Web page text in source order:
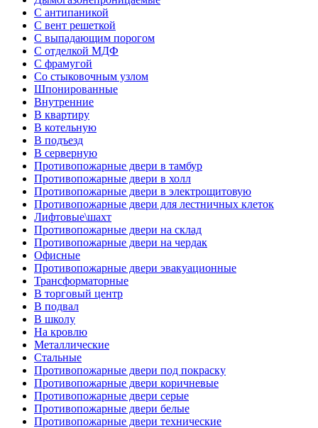
С антипаникой
С вент решеткой
С выпадающим порогом
С отделкой МДФ
С фрамугой
Со стыковочным узлом
Шпонированные
Внутренние
В квартиру
В котельную
В подъезд
В серверную
Противопожарные двери в тамбур
Противопожарные двери в холл
Противопожарные двери в электрощитовую
Противопожарные двери для лестничных клеток
Лифтовые\шахт
Противопожарные двери на склад
Противопожарные двери на чердак
Офисные
Противопожарные двери эвакуационные
Трансформаторные
В торговый центр
В подвал
В школу
На кровлю
Металлические
Стальные
Противопожарные двери под покраску
Противопожарные двери коричневые
Противопожарные двери серые
Противопожарные двери белые
Противопожарные двери технические